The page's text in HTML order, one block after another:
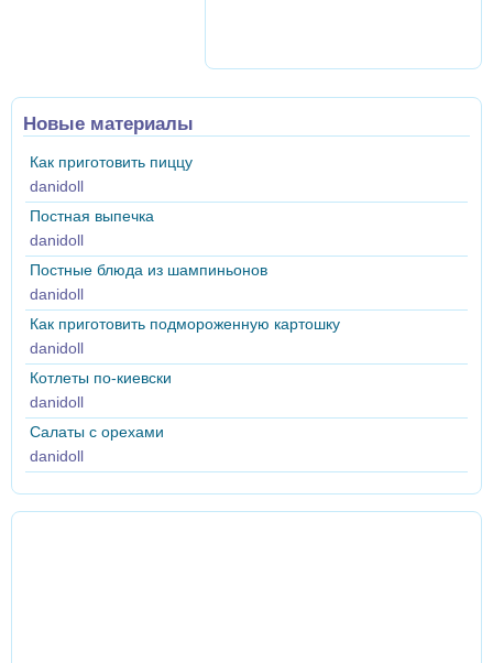
Новые материалы
Как приготовить пиццу
danidoll
Постная выпечка
danidoll
Постные блюда из шампиньонов
danidoll
Как приготовить подмороженную картошку
danidoll
Котлеты по-киевски
danidoll
Салаты с орехами
danidoll